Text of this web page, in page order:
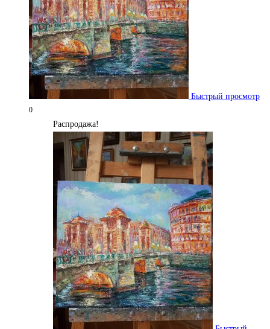
Быстрый просмотр
0
Распродажа!